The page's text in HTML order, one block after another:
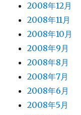
2008年12月
2008年11月
2008年10月
2008年9月
2008年8月
2008年7月
2008年6月
2008年5月